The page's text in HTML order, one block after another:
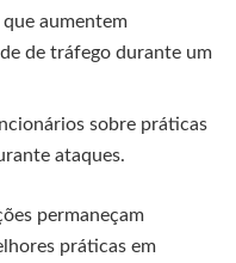
aumentem
de tráfego durante um
sobre práticas
ataques.
permaneçam
práticas em